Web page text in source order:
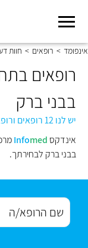
אינפומד > רופאים > חוות
רופאים
בבני ברק
יש לנו 12 רופאים ורופאות באתר
אינדקס
Infomed
בבני ברק לבחירתך.